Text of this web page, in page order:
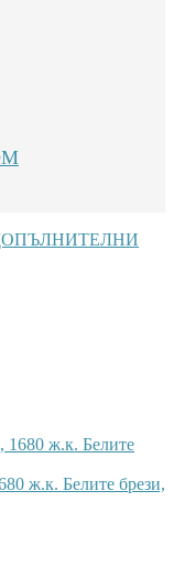
1680 ж.к. Белите
ж.к. Белите брези,